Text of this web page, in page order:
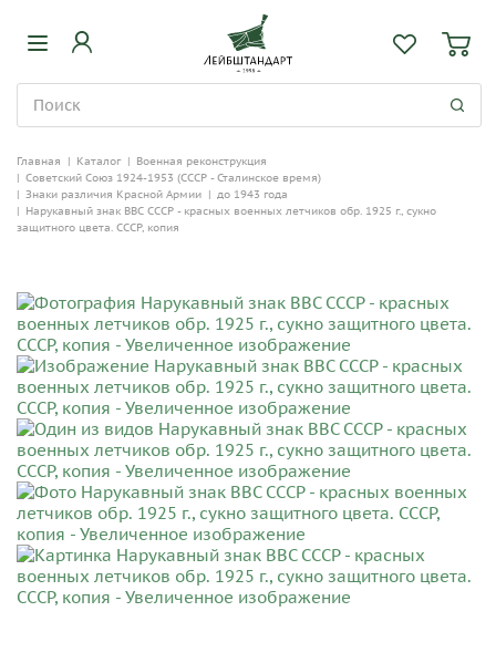
Главная | Каталог | Военная реконструкция
| Советский Союз 1924-1953 (СССР - Сталинское время)
| Знаки различия Красной Армии | до 1943 года
| Нарукавный знак ВВС СССР - красных военных летчиков обр. 1925 г., сукно
защитного цвета. СССР, копия